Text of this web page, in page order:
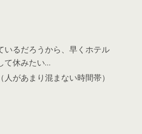
いるだろうから、早くホテル
て休みたい…
人があまり混まない時間帯）